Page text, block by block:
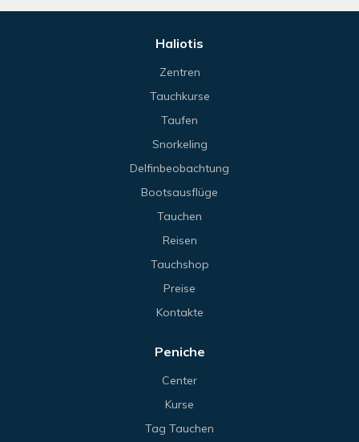
Haliotis
Zentren
Tauchkurse
Taufen
Snorkeling
Delfinbeobachtung
Bootsausflüge
Tauchen
Reisen
Tauchshop
Preise
Kontakte
Peniche
Center
Kurse
Tag Tauchen